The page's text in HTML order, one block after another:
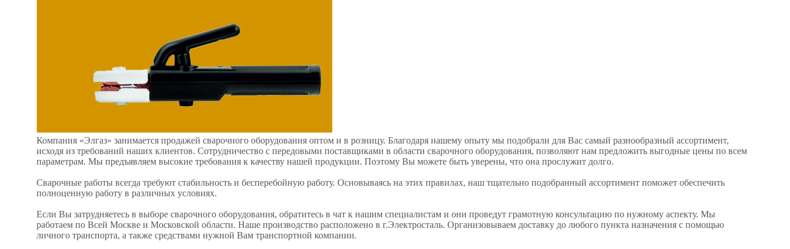
Компания «Элгаз» занимается продажей сварочного оборудования оптом и в розницу. Благодаря нашему опыту мы подобрали для Вас самый разнообразный ассортимент,
исходя из требований наших клиентов. Сотрудничество с передовыми поставщиками в области сварочного оборудования, позволяют нам предложить выгодные цены по всем
параметрам. Мы предъявляем высокие требования к качеству нашей продукции. Поэтому Вы можете быть уверены, что она прослужит долго.
Сварочные работы всегда требуют стабильность и бесперебойную работу. Основываясь на этих правилах, наш тщательно подобранный ассортимент поможет обеспечить
полноценную работу в различных условиях.
Если Вы затрудняетесь в выборе сварочного оборудования, обратитесь в чат к нашим специалистам и они проведут грамотную консультацию по нужному аспекту. Мы
работаем по Всей Москве и Московской области. Наше производство расположено в г.Электросталь. Организовываем доставку до любого пункта назначения с помощью
личного транспорта, а также средствами нужной Вам транспортной компании.